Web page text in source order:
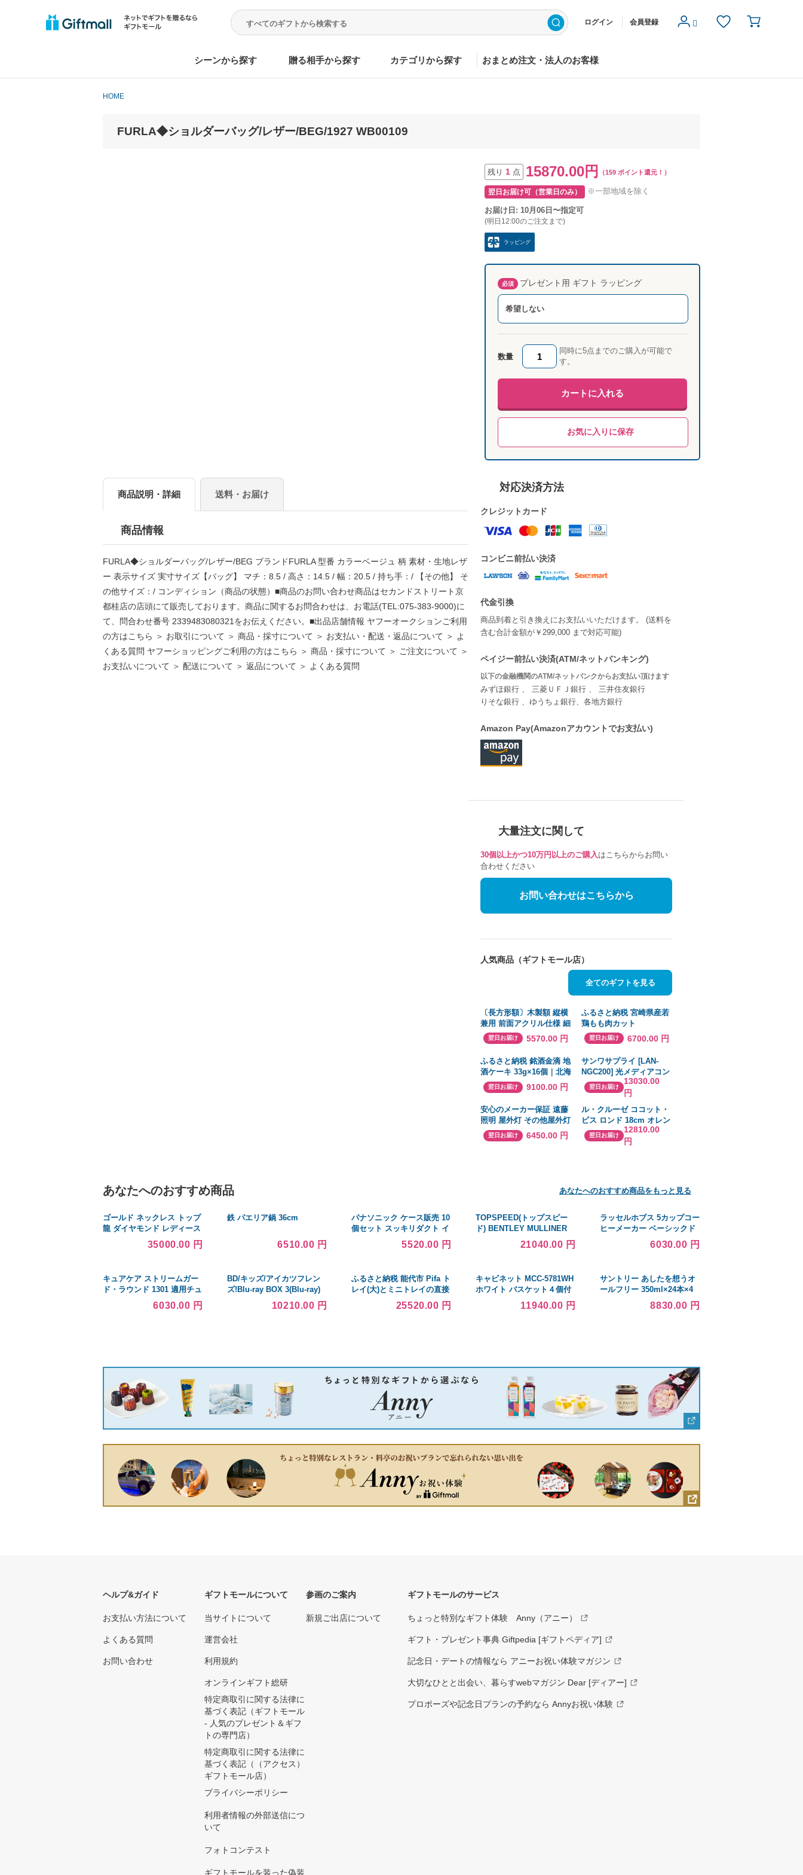
ログイン 会員登録
シーンから探す 贈る相手から探す カテゴリから探す おまとめ注文・法人のお客様
HOME
FURLA◆ショルダーバッグ/レザー/BEG/1927 WB00109
商品説明・詳細 送料・お届け
商品情報
FURLA◆ショルダーバッグ/レザー/BEG ブランドFURLA 型番 カラーベージュ 柄 素材・生地レザ
ー 表示サイズ 実寸サイズ【バッグ】 マチ：8.5 / 高さ：14.5 / 幅：20.5 / 持ち手：/ 【その他】 そ
の他サイズ：/ コンディション（商品の状態）■商品のお問い合わせ商品はセカンドストリート京
都桂店の店頭にて販売しております。商品に関するお問合わせは、お電話(TEL:075-383-9000)に
て、問合わせ番号 2339483080321をお伝えください。■出品店舗情報 ヤフーオークションご利用
の方はこちら ＞ お取引について ＞ 商品・採寸について ＞ お支払い・配送・返品について ＞ よ
くある質問 ヤフーショッピングご利用の方はこちら ＞ 商品・採寸について ＞ ご注文について ＞
お支払いについて ＞ 配送について ＞ 返品について ＞ よくある質問
残り 1 点 15870.00円 （159 ポイント還元！）
翌日お届け可（営業日のみ） ※一部地域を除く
お届け日: 10月06日〜指定可
(明日12:00のご注文まで)
ラッピング
必須 プレゼント用 ギフト ラッピング
希望しない
数量
同時に5点までのご購入が可能で
す。
カートに入れる
お気に入りに保存
対応決済方法
クレジットカード
コンビニ前払い決済
代金引換
商品到着と引き換えにお支払いいただけます。 (送料を
含む合計金額が￥299,000 まで対応可能)
ペイジー前払い決済(ATM/ネットバンキング)
以下の金融機関のATM/ネットバンクからお支払い頂けます
みずほ銀行 、 三菱ＵＦＪ銀行 、 三井住友銀行
りそな銀行 、ゆうちょ銀行、各地方銀行
Amazon Pay(Amazonアカウントでお支払い)
大量注文に関して
30個以上かつ10万円以上のご購入 はこちらからお問い
合わせください
お問い合わせはこちらから
人気商品（ギフトモール店）
全てのギフトを見る
〔長方形額〕木製額 縦横
兼用 前面アクリル仕様 細
い金銀色長方形額
（500×250mm）シルバー
翌日お届け 5570.00 円
ふるさと納税 宮崎県産若
鶏もも肉カット
3.3kg（300g×11P 国産 鶏
肉 若鶏 モモ カット済み
小分け 唐揚げ チキン南蛮
大容量 冷凍）
翌日お届け 6700.00 円
ふるさと納税 銘酒金滴 地
酒ケーキ 33g×16個｜北海
道 滝川市 地酒 ケーキ お
菓子 おかし 菓子 かし デ
ザート スイーツ
翌日お届け 9100.00 円
サンワサプライ [LAN-
NGC200] 光メディアコン
バータ
翌日お届け
13030.00
円
安心のメーカー保証 遠藤
照明 屋外灯 その他屋外灯
ERB6455S ランプ別売
LED 実績20年の老舗
翌日お届け 6450.00 円
ル・クルーゼ ココット・
ビス ロンド 18cm オレン
ジ (9-0088-0602)
翌日お届け
12810.00
円
あなたへのおすすめ商品 あなたへのおすすめ商品をもっと見る
ゴールド ネックレス トップ
龍 ダイヤモンド レディース
10k お守り ペンダントトッ
プ ドラゴン 竜 チェーン シ
35000.00 円
鉄 パエリア鍋 36cm
6510.00 円
パナソニック ケース販売 10
個セット スッキリダクト イ
ンターナルエルボミニ 80型
グレー DAS4380H_set
5520.00 円
TOPSPEED(トップスピー
ド) BENTLEY MULLINER
BACALAR(1/18) TS0448
21040.00 円
ラッセルホブス 5カップコー
ヒーメーカー ベーシックド
リップ 7620JP
6030.00 円
キュアケア ストリームガー
ド・ラウンド 1301 適用チュ
ーブ内径：7.0〜8.5 入数：1
6030.00 円
BD/キッズ/アイカツフレン
ズ!Blu-ray BOX 3(Blu-ray)
10210.00 円
ふるさと納税 能代市 Pifa ト
レイ(大)とミニトレイの直接
食器セット[No.5335-0346]
25520.00 円
キャビネット MCC-5781WH
ホワイト バスケット４個付
11940.00 円
サントリー あしたを想うオ
ールフリー 350ml×24本×4
ケース (96本)※一部地域・
離島は送料別途必要
8830.00 円
ヘルプ&ガイド
お支払い方法について
よくある質問
お問い合わせ
ギフトモールについて
当サイトについて
運営会社
利用規約
オンラインギフト総研
特定商取引に関する法律に
基づく表記（ギフトモール
- 人気のプレゼント＆ギフ
トの専門店）
特定商取引に関する法律に
基づく表記（（アクセス）
ギフトモール店）
プライバシーポリシー
利用者情報の外部送信につ
いて
フォトコンテスト
ギフトモールを装った偽装
参画のご案内
新規ご出店について
ギフトモールのサービス
ちょっと特別なギフト体験 Anny（アニー）
ギフト・プレゼント事典 Giftpedia [ギフトペディア]
記念日・デートの情報なら アニーお祝い体験マガジン
大切なひとと出会い、暮らすwebマガジン Dear [ディアー]
プロポーズや記念日プランの予約なら Annyお祝い体験